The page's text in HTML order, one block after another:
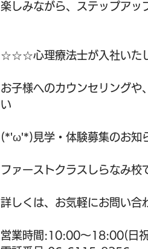
☆☆☆心理療法士が入社い
お子様へのカウンセリングや
い
(*'ω'*)見学・体験募集のお知
ファーストクラスしらなみ校
詳しくは、お気軽にお問い
営業時間:10:00～18:00(日祝